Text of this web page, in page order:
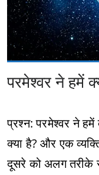
परमेश्वर ने हमें
प्रश्न: परमेश्वर ने हमें
क्या है? और एक
दूसरे को अलग तरीके